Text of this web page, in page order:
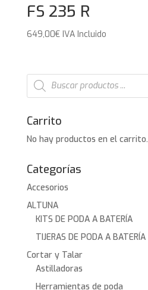
FS 235 R
649,00€ IVA Incluido
Búsqueda
de
productos
Carrito
No hay productos en el carrito.
Categorías
Accesorios
ALTUNA
KITS DE PODA A BATERÍA
TIJERAS DE PODA A BATERÍA
Cortar y Talar
Astilladoras
Herramientas de poda